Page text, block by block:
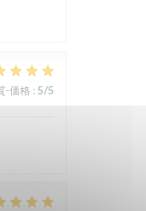
-価格 : 5/5